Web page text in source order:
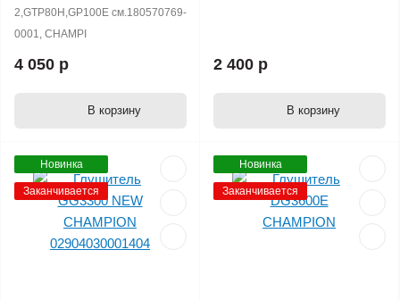
2,GTP80H,GP100E см.180570769-
0001, CHAMPI
4 050 р
В корзину
2 400 р
В корзину
Новинка
Заканчивается
Новинка
Заканчивается